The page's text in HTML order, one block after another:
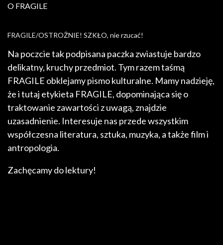
O FRAGILE
FRAGILE/OSTROŻNIE! SZKŁO, nie rzucać!
Na poczcie tak podpisana paczka zwiastuje bardzo
delikatny, kruchy przedmiot. Tym razem taśmą
FRAGILE obklejamy pismo kulturalne. Mamy nadzieję,
że i tutaj etykieta FRAGILE, dopominająca się o
traktowanie zawartości z uwagą, znajdzie
uzasadnienie. Interesuje nas przede wszystkim
współczesna literatura, sztuka, muzyka, a także film i
antropologia.
Zachęcamy do lektury!